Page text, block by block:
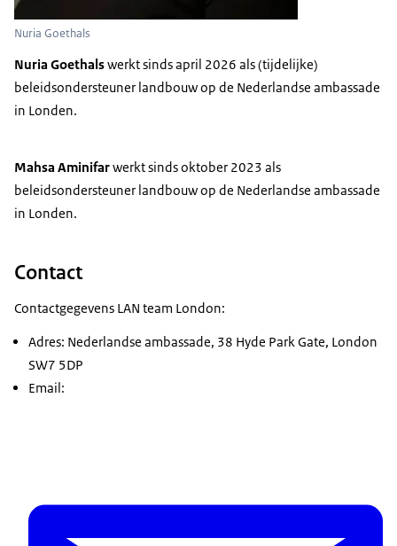
Nuria Goethals
Nuria Goethalswerkt sinds april 2026 als (tijdelijke)
beleidsondersteuner landbouw op de Nederlandse ambassade
in Londen.
Mahsa Aminifarwerkt sinds oktober 2023 als
beleidsondersteuner landbouw op de Nederlandse ambassade
in Londen.
Contact
Contactgegevens LAN team London:
Adres: Nederlandse ambassade, 38 Hyde Park Gate, London
SW7 5DP
Email: